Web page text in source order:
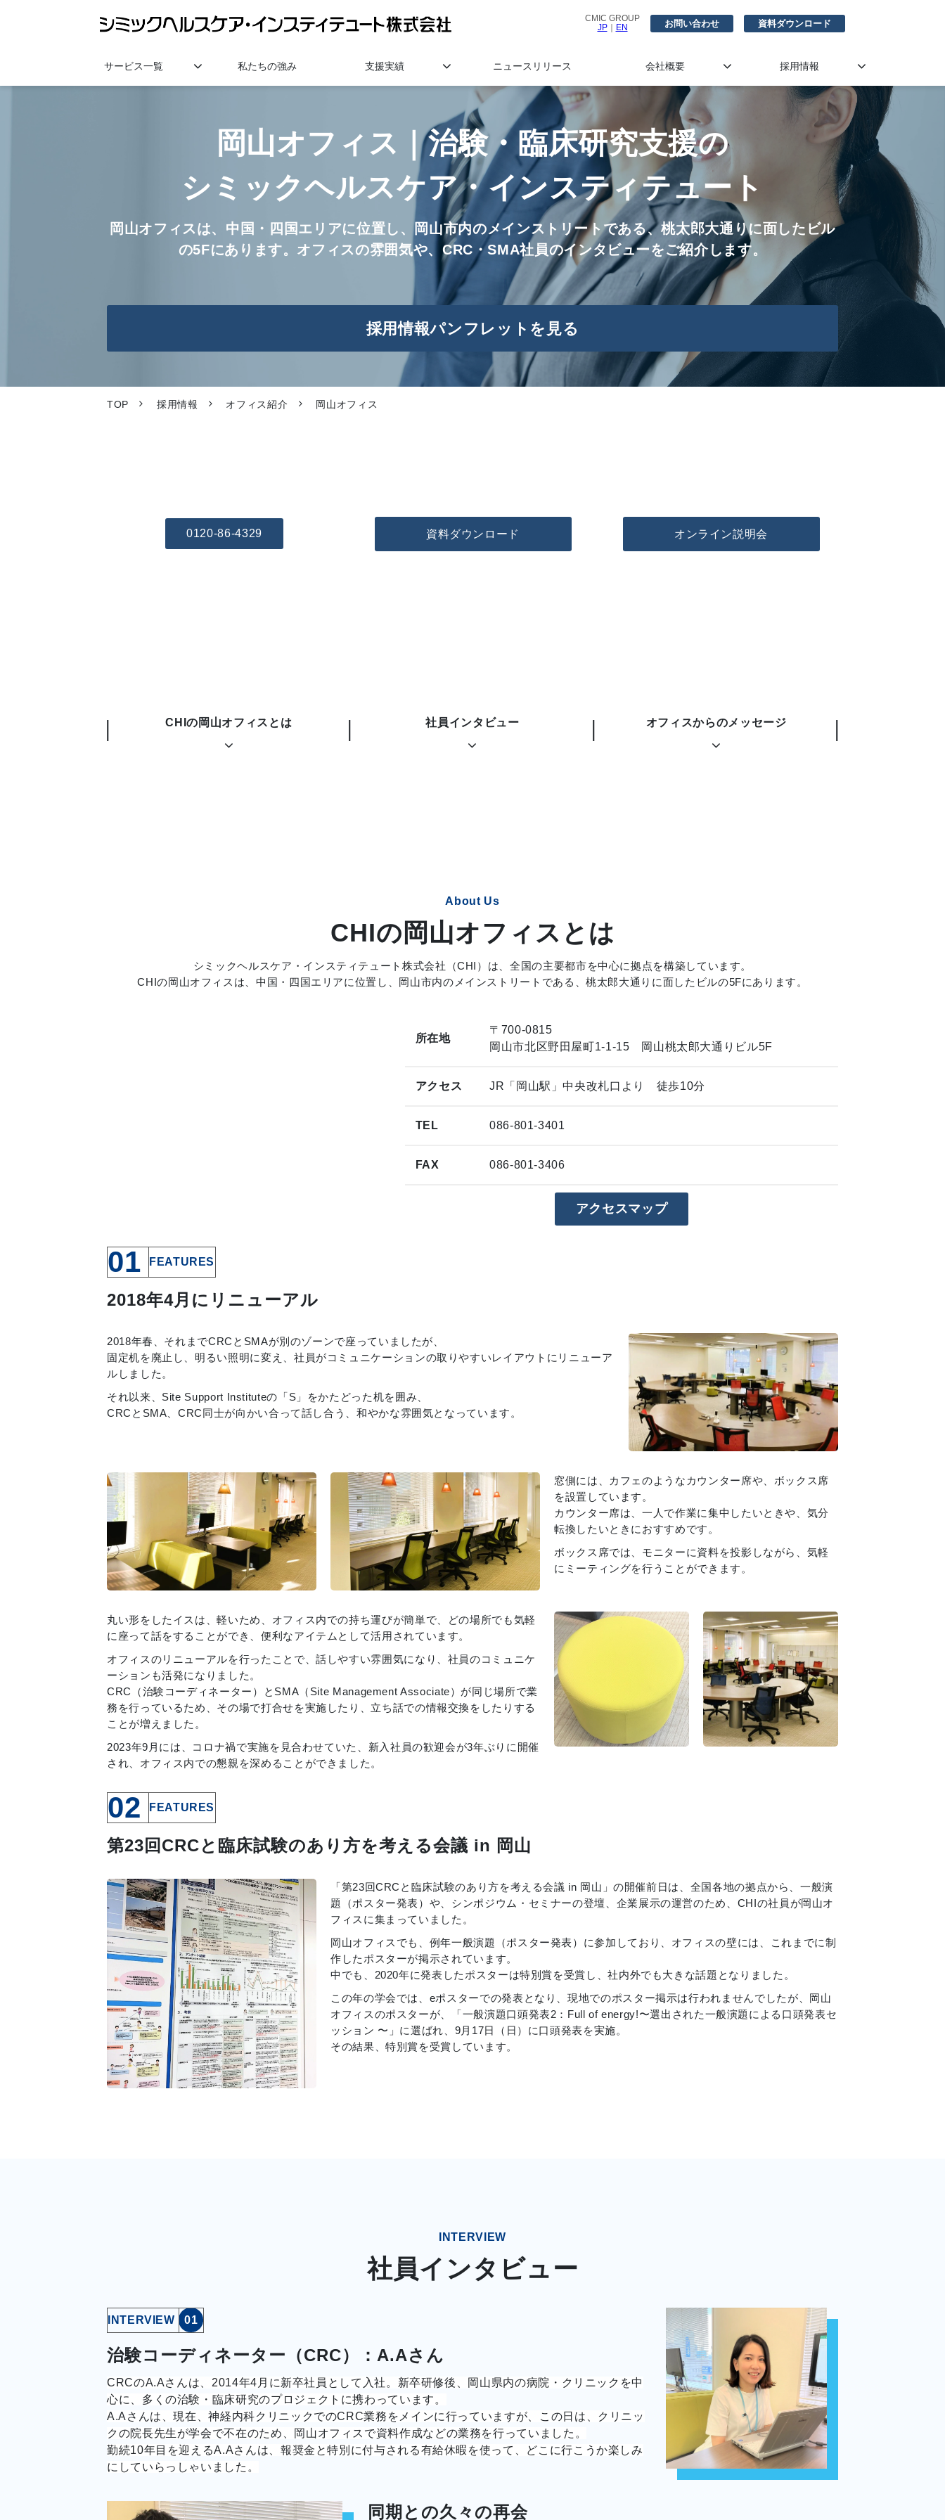
CMIC GROUP
JP｜ EN お問い合わせ 資料ダウンロード
サービス一覧 私たちの強み 支援実績 ニュースリリース 会社概要 採用情報
岡山オフィス｜治験・臨床研究支援の
シミックヘルスケア・インスティテュート
岡山オフィスは、中国・四国エリアに位置し、岡山市内のメインストリートである、桃太郎大通りに面したビル
の5Fにあります。オフィスの雰囲気や、CRC・SMA社員のインタビューをご紹介します。
採用情報パンフレットを見る
TOP 採用情報 オフィス紹介 岡山オフィス
0120-86-4329 資料ダウンロード オンライン説明会
CHIの岡山オフィスとは 社員インタビュー オフィスからのメッセージ
About Us
CHIの岡山オフィスとは
シミックヘルスケア・インスティテュート株式会社（CHI）は、全国の主要都市を中心に拠点を構築しています。
CHIの岡山オフィスは、中国・四国エリアに位置し、岡山市内のメインストリートである、桃太郎大通りに面したビルの5Fにあります。
所在地
〒700-0815
岡山市北区野田屋町1-1-15 岡山桃太郎大通りビル5F
アクセス JR「岡山駅」中央改札口より 徒歩10分
TEL 086-801-3401
FAX 086-801-3406
アクセスマップ
01 FEATURES
2018年4月にリニューアル
2018年春、それまでCRCとSMAが別のゾーンで座っていましたが、
固定机を廃止し、明るい照明に変え、社員がコミュニケーションの取りやすいレイアウトにリニューア
ルしました。
それ以来、Site Support Instituteの「S」をかたどった机を囲み、
CRCとSMA、CRC同士が向かい合って話し合う、和やかな雰囲気となっています。
窓側には、カフェのようなカウンター席や、ボックス席
を設置しています。
カウンター席は、一人で作業に集中したいときや、気分
転換したいときにおすすめです。
ボックス席では、モニターに資料を投影しながら、気軽
にミーティングを行うことができます。
丸い形をしたイスは、軽いため、オフィス内での持ち運びが簡単で、どの場所でも気軽
に座って話をすることができ、便利なアイテムとして活用されています。
オフィスのリニューアルを行ったことで、話しやすい雰囲気になり、社員のコミュニケ
ーションも活発になりました。
CRC（治験コーディネーター）とSMA（Site Management Associate）が同じ場所で業
務を行っているため、その場で打合せを実施したり、立ち話での情報交換をしたりする
ことが増えました。
2023年9月には、コロナ禍で実施を見合わせていた、新入社員の歓迎会が3年ぶりに開催
され、オフィス内での懇親を深めることができました。
02 FEATURES
第23回CRCと臨床試験のあり方を考える会議 in 岡山
「第23回CRCと臨床試験のあり方を考える会議 in 岡山」の開催前日は、全国各地の拠点から、一般演
題（ポスター発表）や、シンポジウム・セミナーの登壇、企業展示の運営のため、CHIの社員が岡山オ
フィスに集まっていました。
岡山オフィスでも、例年一般演題（ポスター発表）に参加しており、オフィスの壁には、これまでに制
作したポスターが掲示されています。
中でも、2020年に発表したポスターは特別賞を受賞し、社内外でも大きな話題となりました。
この年の学会では、eポスターでの発表となり、現地でのポスター掲示は行われませんでしたが、岡山
オフィスのポスターが、「一般演題口頭発表2：Full of energy!〜選出された一般演題による口頭発表セ
ッション 〜」に選ばれ、9月17日（日）に口頭発表を実施。
その結果、特別賞を受賞しています。
INTERVIEW
社員インタビュー
INTERVIEW 01
治験コーディネーター（CRC）：A.Aさん
CRCのA.Aさんは、2014年4月に新卒社員として入社。新卒研修後、岡山県内の病院・クリニックを中
心に、多くの治験・臨床研究のプロジェクトに携わっています。
A.Aさんは、現在、神経内科クリニックでのCRC業務をメインに行っていますが、この日は、クリニッ
クの院長先生が学会で不在のため、岡山オフィスで資料作成などの業務を行っていました。
勤続10年目を迎えるA.Aさんは、報奨金と特別に付与される有給休暇を使って、どこに行こうか楽しみ
にしていらっしゃいました。
同期との久々の再会